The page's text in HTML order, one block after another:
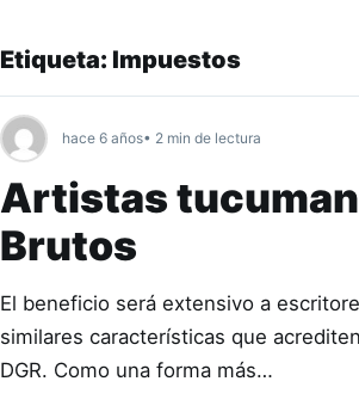
Etiqueta: Impuestos
hace 6 años• 2 min de lectura
Artistas
Brutos
El beneficio será extensivo a
similares características que
DGR. Como una forma más…